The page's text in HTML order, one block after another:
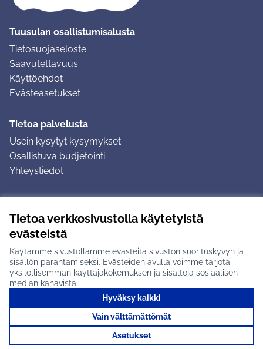
Tietoa verkkosivustolla käytetyistä
evästeistä
Käytämme sivustollamme evästeitä sivuston suorituskyvyn ja
sisällön parantamiseksi. Evästeiden avulla voimme tarjota
yksilöllisemmän käyttäjäkokemuksen ja sisältöjä sosiaalisen
median kanavista.
Hyväksy kaikki
Vain välttämättömät
Asetukset
Tuusulan osallistumisalusta
Tietosuojaseloste
Saavutettavuus
Käyttöehdot
Evästeasetukset
Tietoa palvelusta
Usein kysytyt kysymykset
Osallistuva budjetointi
Yhteystiedot
Ohjeet kirjautumiseen
Ohjeet kommentin jättämiseen
Creative Commons -lisenssi
(Ulkoinen linkki)Verkkosivusto luotuvapaan ohjelmiston
Tuusulan osallistumisalusta X-palvelussa
(Ulkoinen linkki)